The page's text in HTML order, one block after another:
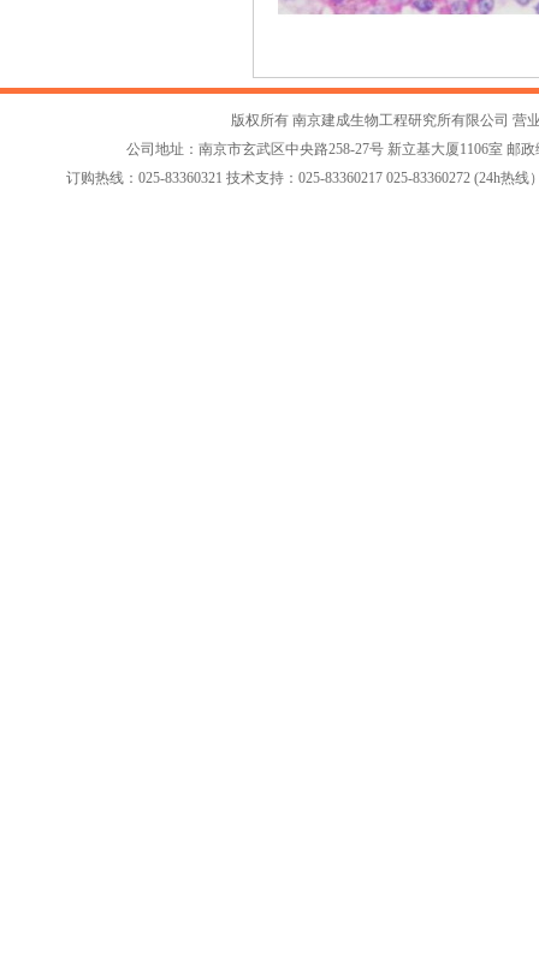
版权所有 南京建成生物工程研究所有限公司 营
公司地址：南京市玄武区中央路258-27号 新立基大厦1106室 邮政
订购热线：025-83360321 技术支持：025-83360217 025-83360272 (24h热